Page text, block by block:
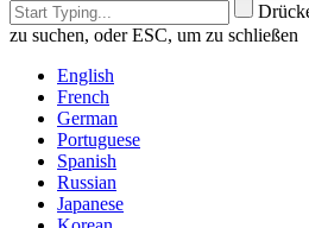
zu suchen, oder ESC, um zu schließen
English
French
German
Portuguese
Spanish
Russian
Japanese